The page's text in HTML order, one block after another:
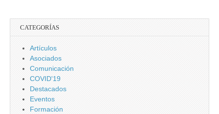
CATEGORÍAS
Artículos
Asociados
Comunicación
COVID'19
Destacados
Eventos
Formación